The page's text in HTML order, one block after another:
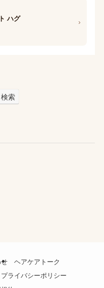
ハグ ›
検索
ヘアケアトーク
プライバシーポリシー